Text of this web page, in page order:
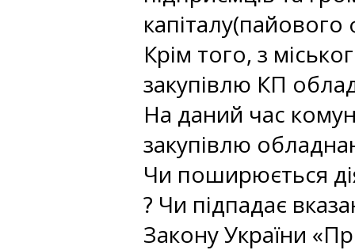
Крім того, з
закупівлю КП
На даний час
закупівлю
Чи поширюється
? Чи підпадає
Закону України